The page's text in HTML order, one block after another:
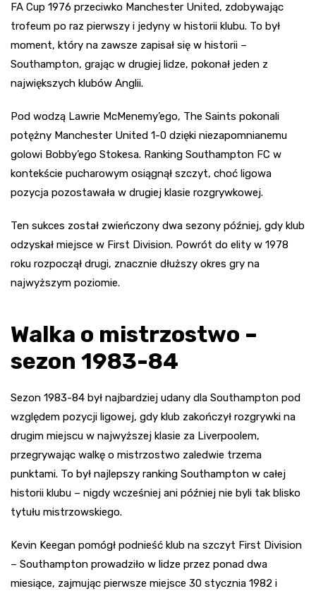
FA Cup 1976 przeciwko Manchester United, zdobywając
trofeum po raz pierwszy i jedyny w historii klubu. To był
moment, który na zawsze zapisał się w historii –
Southampton, grając w drugiej lidze, pokonał jeden z
największych klubów Anglii.
Pod wodzą Lawrie McMenemy’ego, The Saints pokonali
potężny Manchester United 1-0 dzięki niezapomnianemu
golowi Bobby’ego Stokesa. Ranking Southampton FC w
kontekście pucharowym osiągnął szczyt, choć ligowa
pozycja pozostawała w drugiej klasie rozgrywkowej.
Ten sukces został zwieńczony dwa sezony później, gdy klub
odzyskał miejsce w First Division. Powrót do elity w 1978
roku rozpoczął drugi, znacznie dłuższy okres gry na
najwyższym poziomie.
Walka o mistrzostwo –
sezon 1983-84
Sezon 1983-84 był najbardziej udany dla Southampton pod
względem pozycji ligowej, gdy klub zakończył rozgrywki na
drugim miejscu w najwyższej klasie za Liverpoolem,
przegrywając walkę o mistrzostwo zaledwie trzema
punktami. To był najlepszy ranking Southampton w całej
historii klubu – nigdy wcześniej ani później nie byli tak blisko
tytułu mistrzowskiego.
Kevin Keegan pomógł podnieść klub na szczyt First Division
– Southampton prowadziło w lidze przez ponad dwa
miesiące, zajmując pierwsze miejsce 30 stycznia 1982 i